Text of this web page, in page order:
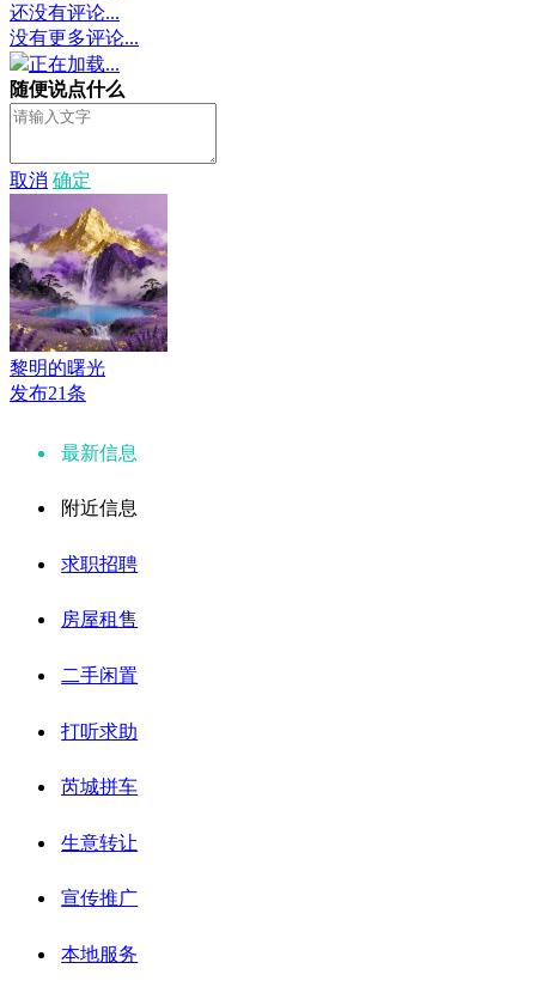
还没有评论...
没有更多评论...
正在加载...
随便说点什么
取消 确定
黎明的曙光
发布21条
最新信息
附近信息
求职招聘
房屋租售
二手闲置
打听求助
芮城拼车
生意转让
宣传推广
本地服务